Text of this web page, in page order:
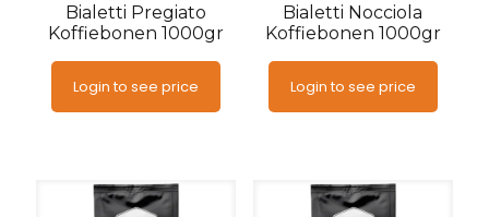
Bialetti Pregiato
Koffiebonen 1000gr
Login to see price
Bialetti Nocciola
Koffiebonen 1000gr
Login to see price